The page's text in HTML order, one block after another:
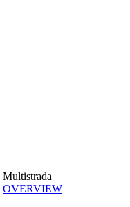
Multistrada
OVERVIEW